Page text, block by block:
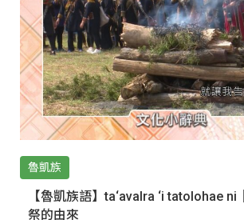
魯凱族
【魯凱族語】ta‘avalra ‘i tatolohae ni
祭的由來